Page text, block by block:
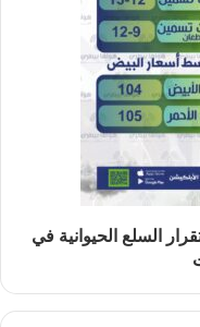
السلع الحيوانية في